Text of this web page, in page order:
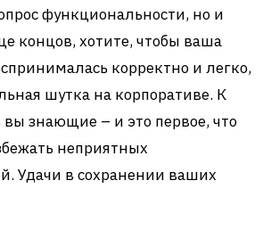
функциональности, но и
концов, хотите, чтобы ваша
корректно и легко,
шутка на корпоративе. К
вы знающие – и это первое, что
неприятных
Удачи в сохранении ваших